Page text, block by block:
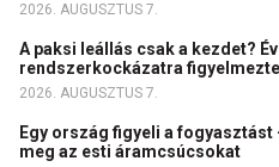
2026. AUGUSZTUS 7.
A paksi leállás csak a kezdet?
rendszerkockázatra
2026. AUGUSZTUS 7.
Egy ország figyeli a
meg az esti áramcsúcsokat